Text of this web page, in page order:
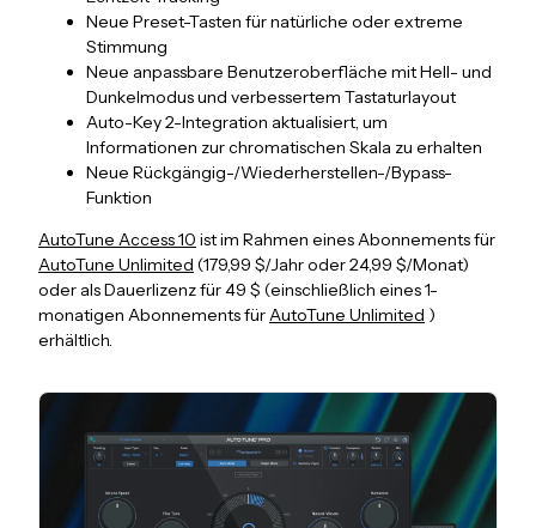
Neue Preset-Tasten für natürliche oder extreme
Stimmung
Neue anpassbare Benutzeroberfläche mit Hell- und
Dunkelmodus und verbessertem Tastaturlayout
Auto-Key 2-Integration aktualisiert, um
Informationen zur chromatischen Skala zu erhalten
Neue Rückgängig-/Wiederherstellen-/Bypass-
Funktion
AutoTune Access 10 ist im Rahmen eines Abonnements für
AutoTune Unlimited (179,99 $/Jahr oder 24,99 $/Monat)
oder als Dauerlizenz für 49 $ (einschließlich eines 1-
monatigen Abonnements fürAutoTune Unlimited )
erhältlich.